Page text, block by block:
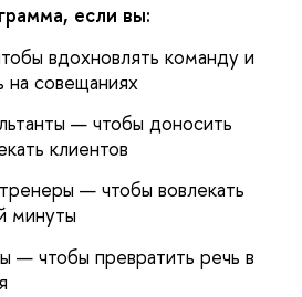
если вы:
вдохновлять команду и
на совещаниях
— чтобы доносить
клиентов
— чтобы вовлекать
минуты
— чтобы превратить речь в